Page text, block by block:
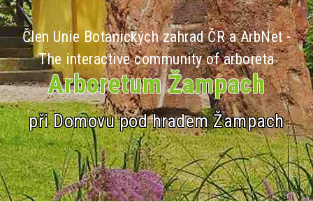
Člen Unie Botanických zahrad ČR a ArbNet -
The interactive community of arboreta
Arboretum Žampach
při Domovu pod hradem Žampach